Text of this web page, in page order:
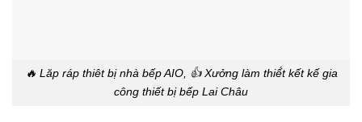
🔥 Lăp ráp thiêt bị nhà bếp AIO, 👍 Xưởng làm thiế́t kết kế gia
công thiết bị bếp Lai Châu